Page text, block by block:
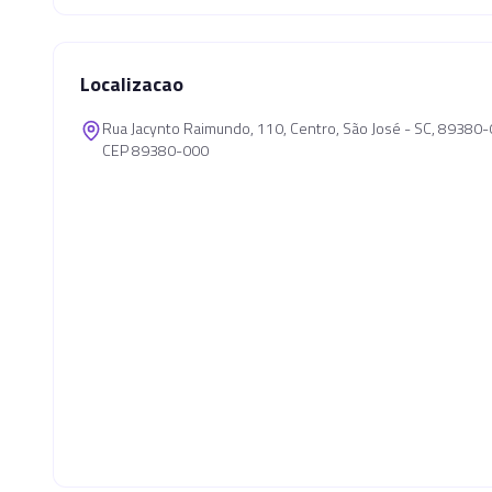
Localizacao
Rua Jacynto Raimundo, 110, Centro, São José - SC,
CEP 89380-000